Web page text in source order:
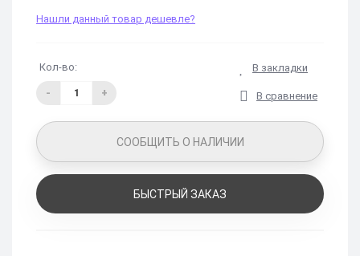
Нашли данный товар дешевле?
Кол-во:
- +
В закладки
В сравнение
СООБЩИТЬ О НАЛИЧИИ
БЫСТРЫЙ ЗАКАЗ